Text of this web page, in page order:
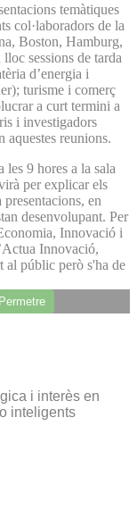
temàtiques
col·laboradors de la
Boston, Hamburg,
sessions de tarda
d’energia i
turisme i comerç
a curt termini a
i investigadors
aquestes reunions.
les 9 hores a la sala
per explicar els
en
desenvolupant. Per
Innovació i
Innovació,
al públic però s'ha de
Permetre
i interès en
inteligents